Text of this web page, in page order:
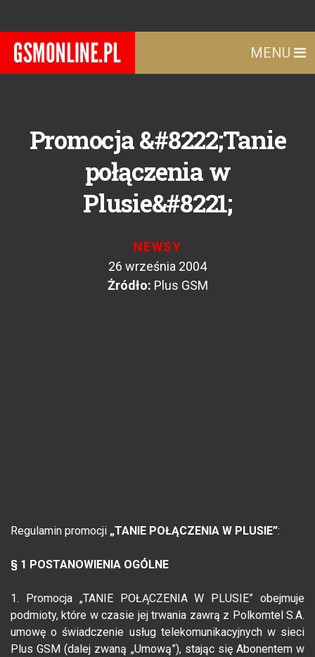
MENU
Promocja &#8222;Tanie
połączenia w
Plusie&#8221;
NEWSY
26 września 2004
Żródło: Plus GSM
Regulamin promocji „TANIE POŁĄCZENIA W PLUSIE”:
§ 1 POSTANOWIENIA OGÓLNE
1. Promocja „TANIE POŁĄCZENIA W PLUSIE” obejmuje
podmioty, które w czasie jej trwania zawrą z Polkomtel S.A.
umowę o świadczenie usług telekomunikacyjnych w sieci
Plus GSM (dalej zwaną „Umową”), stając się Abonentem w